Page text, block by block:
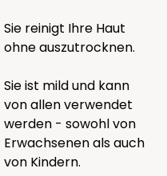
Sie reinigt Ihre Haut
ohne auszutrocknen.
Sie ist mild und kann
von allen verwendet
werden - sowohl von
Erwachsenen als auch
von Kindern.